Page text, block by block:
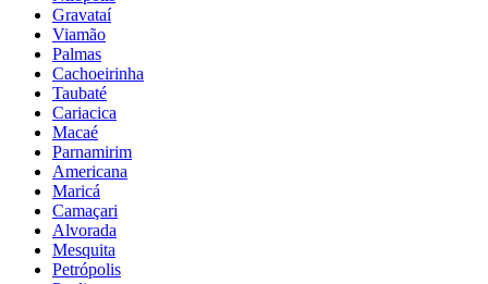
Gravataí
Viamão
Palmas
Cachoeirinha
Taubaté
Cariacica
Macaé
Parnamirim
Americana
Maricá
Camaçari
Alvorada
Mesquita
Petrópolis